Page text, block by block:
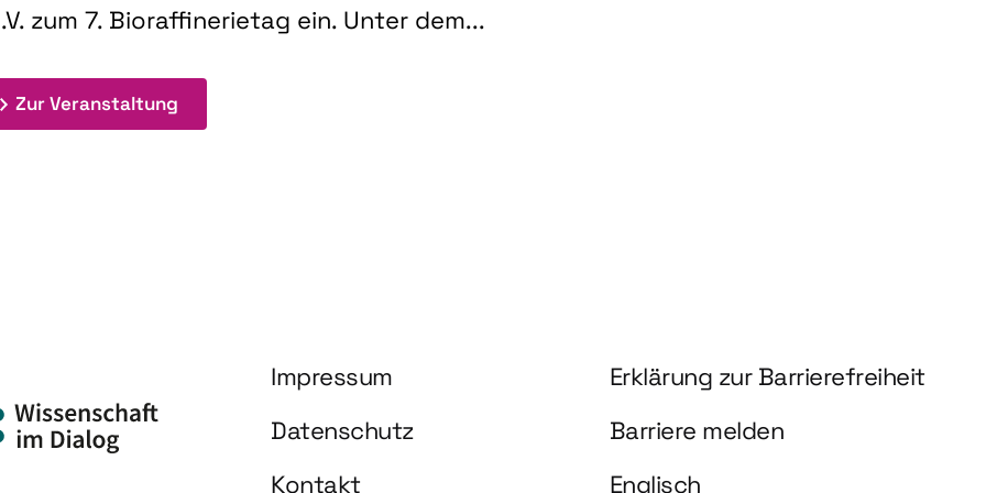
zum 7. Bioraffinerietag ein. Unter dem...
Zur Veranstaltung: 7. Bioraffinerietag "Schlüsseltechnologien für biobasierte Produkte und Kraftstoffe"
Information und Service
Impressum
Erklärung zur Barrierefreiheit
Datenschutz
Barriere melden
Kontakt
Englisch